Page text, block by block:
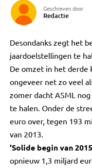
Geschreven door
Redactie
Desondanks zegt het
jaardoelstellingen te
De omzet in het derde
ongeveer net zo veel
zomer dacht ASML
te halen. Onder de
euro over, tegen 193
van 2013.
'Solide begin van
opnieuw 1,3 miljard